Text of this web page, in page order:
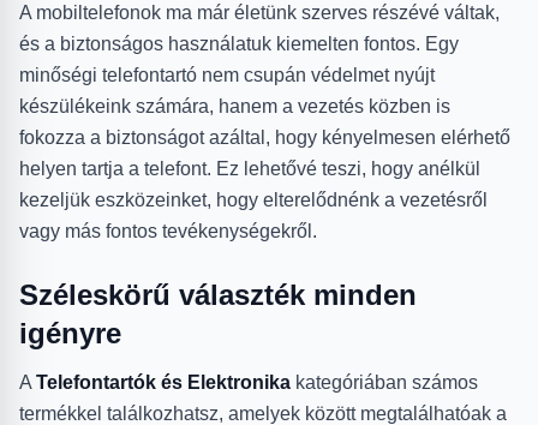
A mobiltelefonok ma már életünk szerves részévé váltak,
és a biztonságos használatuk kiemelten fontos. Egy
minőségi telefontartó nem csupán védelmet nyújt
készülékeink számára, hanem a vezetés közben is
fokozza a biztonságot azáltal, hogy kényelmesen elérhető
helyen tartja a telefont. Ez lehetővé teszi, hogy anélkül
kezeljük eszközeinket, hogy elterelődnénk a vezetésről
vagy más fontos tevékenységekről.
Széleskörű választék minden
igényre
A Telefontartók és Elektronika kategóriában számos
termékkel találkozhatsz, amelyek között megtalálhatóak a